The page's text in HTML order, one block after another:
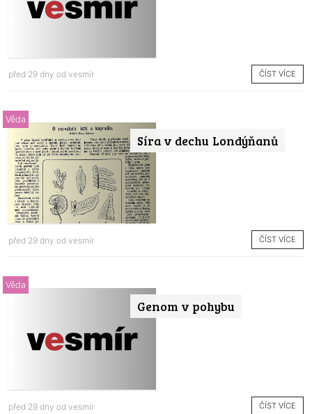
před 29 dny od vesmír ČÍST VÍCE
Síra v dechu Londýňanů
Věda
před 29 dny od vesmír ČÍST VÍCE
Genom v pohybu
Věda
před 29 dny od vesmír ČÍST VÍCE